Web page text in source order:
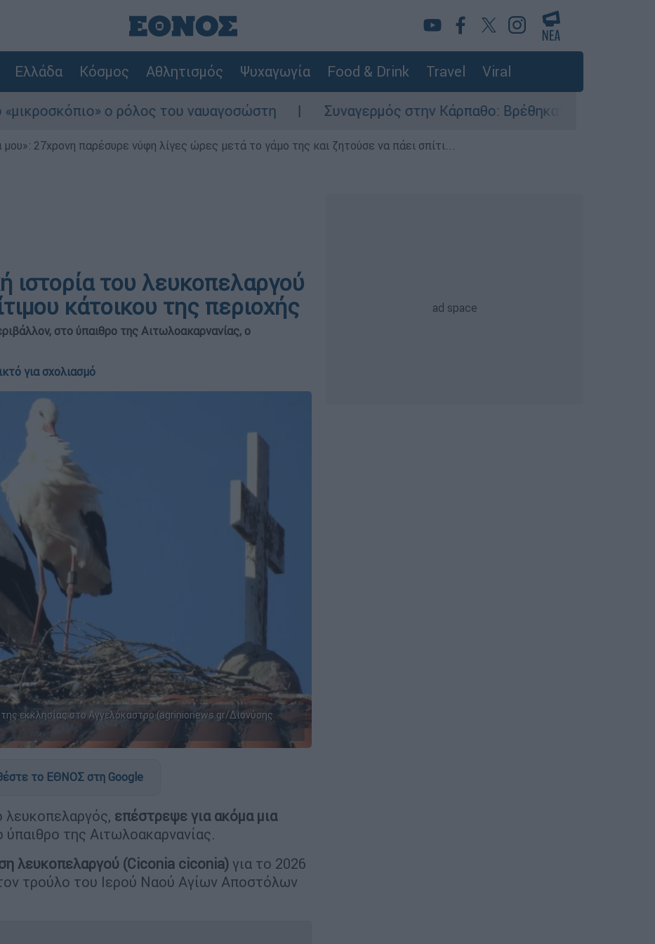
Ελλάδα Κόσμος Αθλητισμός Ψυχαγωγία Food & Drink Travel Viral
ρόλος του ναυαγοσώστη Συναγερμός στην Κάρπαθο: Βρέθηκαν παλιά πυρομαχικά στο
27χρονη παρέσυρε νύφη λίγες ώρες μετά το γάμο της και ζητούσε να πάει σπίτι...
ιστορία του λευκοπελαργού
κάτοικου της περιοχής
στο ύπαιθρο της Αιτωλοακαρνανίας, ο
για σχολιασμό
εκκλησίας στο Αγγελόκαστρο (agrinionews.gr/Διονύσης
το ΕΘΝΟΣ στη Google
λευκοπελαργός, επέστρεψε για ακόμα μια
της Αιτωλοακαρνανίας.
λευκοπελαργού (Ciconia ciconia) για το 2026
τρούλο του Ιερού Ναού Αγίων Αποστόλων